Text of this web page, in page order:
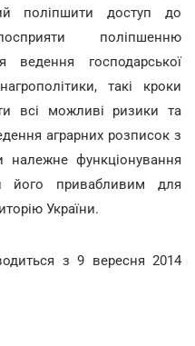
поліпшити доступ до
поліпшенню
ведення господарської
такі кроки
всі можливі ризики та
аграрних розписок з
належне функціонування
його привабливим для
України.
з 9 вересня 2014